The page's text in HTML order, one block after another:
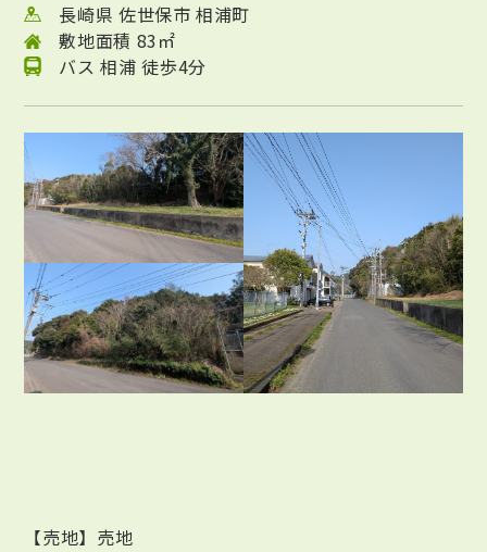
長崎県 佐世保市 相浦町
敷地面積 83㎡
バス 相浦 徒歩4分
【売地】売地